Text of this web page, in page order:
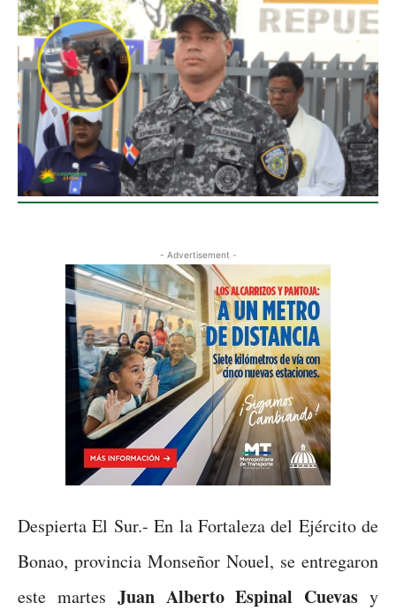
- Advertisement -
Despierta El Sur.- En la Fortaleza del Ejército de
Bonao, provincia Monseñor Nouel, se entregaron
este martes Juan Alberto Espinal Cuevas y